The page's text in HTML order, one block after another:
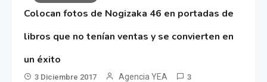
Colocan fotos de Nogizaka 46 en portadas de
libros que no tenían ventas y se convierten en
un éxito
3 Diciembre 2017 Agencia YEA 3